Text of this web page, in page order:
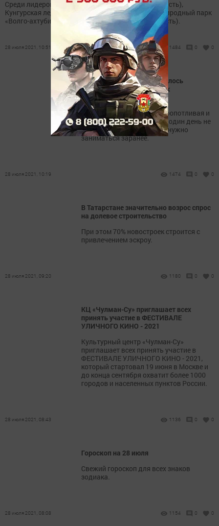
Среди лидеров озеро Эльтон (Волгоградская область),
Кунгурская ледяная пещера (Пермский край) и природный парк
«Волго-ахтубинская пойма» (Волгоградская область).
28 июля 2021, 10:51 1484 0 0
В Камских Полянах состоялось
совещание по готовности к
отопительному периоду
Подготовка к зиме – это кропотливая и
тонкая работа, которую за один день не
сделаешь. Этим вопросом нужно
заниматься заранее.
28 июля 2021, 10:19 1474 0 0
В Татарстане значительно возрос спрос
на долевое строительство
При этом 70% новостроек строится с
привлечением эскроу.
28 июля 2021, 09:20 1180 0 0
КЦ «Чулман-Су» приглашает всех
принять участие в ФЕСТИВАЛЕ
УЛИЧНОГО КИНО - 2021
Культурный центр «Чулман-Су»
приглашает всех принять участие в
ФЕСТИВАЛЕ УЛИЧНОГО КИНО - 2021,
который стартовал 19 июня в Москве и
до конца сентября охватит более 1000
городов и населенных пунктов России.
28 июля 2021, 08:43 1136 0 0
Гороскоп на 28 июля
Свежий гороскоп для всех знаков
зодиака.
28 июля 2021, 08:08 1154 0 0